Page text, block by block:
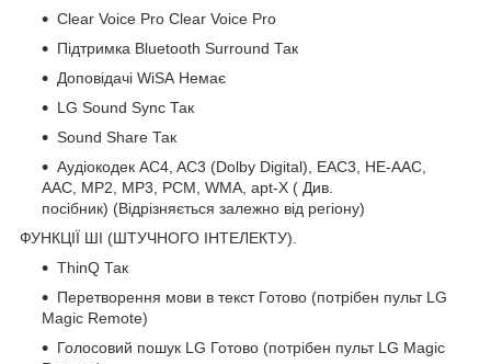
Clear Voice Pro Clear Voice Pro
Підтримка Bluetooth Surround Так
Доповідачі WiSA Немає
LG Sound Sync Так
Sound Share Так
Аудіокодек AC4, AC3 (Dolby Digital), EAC3, HE-AAC,
AAC, MP2, MP3, PCM, WMA, apt-X ( Див.
посібник) (Відрізняється залежно від регіону)
ФУНКЦІЇ ШІ (ШТУЧНОГО ІНТЕЛЕКТУ).
ThinQ Так
Перетворення мови в текст Готово (потрібен пульт LG
Magic Remote)
Голосовий пошук LG Готово (потрібен пульт LG Magic